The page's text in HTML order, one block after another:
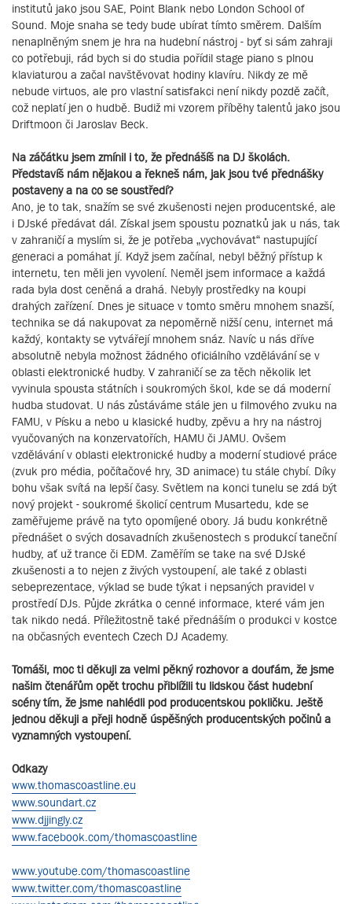
institutů jako jsou SAE, Point Blank nebo London School of
Sound. Moje snaha se tedy bude ubírat tímto směrem. Dalším
nenaplněným snem je hra na hudební nástroj - byť si sám zahraji
co potřebuji, rád bych si do studia pořídil stage piano s plnou
klaviaturou a začal navštěvovat hodiny klavíru. Nikdy ze mě
nebude virtuos, ale pro vlastní satisfakci není nikdy pozdě začít,
což neplatí jen o hudbě. Budiž mi vzorem příběhy talentů jako jsou
Driftmoon či Jaroslav Beck.
Na záčátku jsem zmínil i to, že přednášíš na DJ školách.
Představíš nám nějakou a řekneš nám, jak jsou tvé přednášky
postaveny a na co se soustředí?
Ano, je to tak, snažím se své zkušenosti nejen producentské, ale
i DJské předávat dál. Získal jsem spoustu poznatků jak u nás, tak
v zahraničí a myslím si, že je potřeba „vychovávat“ nastupující
generaci a pomáhat jí. Když jsem začínal, nebyl běžný přístup k
internetu, ten měli jen vyvolení. Neměl jsem informace a každá
rada byla dost ceněná a drahá. Nebyly prostředky na koupi
drahých zařízení. Dnes je situace v tomto směru mnohem snazší,
technika se dá nakupovat za nepoměrně nižší cenu, internet má
každý, kontakty se vytvářejí mnohem snáz. Navíc u nás dříve
absolutně nebyla možnost žádného oficiálního vzdělávání se v
oblasti elektronické hudby. V zahraničí se za těch několik let
vyvinula spousta státních i soukromých škol, kde se dá moderní
hudba studovat. U nás zůstáváme stále jen u filmového zvuku na
FAMU, v Písku a nebo u klasické hudby, zpěvu a hry na nástroj
vyučovaných na konzervatořích, HAMU či JAMU. Ovšem
vzdělávání v oblasti elektronické hudby a moderní studiové práce
(zvuk pro média, počítačové hry, 3D animace) tu stále chybí. Díky
bohu však svítá na lepší časy. Světlem na konci tunelu se zdá být
nový projekt - soukromé školicí centrum Musartedu, kde se
zaměřujeme právě na tyto opomíjené obory. Já budu konkrétně
přednášet o svých dosavadních zkušenostech s produkcí taneční
hudby, ať už trance či EDM. Zaměřím se take na své DJské
zkušenosti a to nejen z živých vystoupení, ale také z oblasti
sebeprezentace, výklad se bude týkat i nepsaných pravidel v
prostředí DJs. Půjde zkrátka o cenné informace, které vám jen
tak nikdo nedá. Příležitostně také přednáším o produkci v kostce
na občasných eventech Czech DJ Academy.
Tomáši, moc ti děkuji za velmi pěkný rozhovor a doufám, že jsme
našim čtenářům opět trochu přiblížili tu lidskou část hudební
scény tím, že jsme nahlédli pod producentskou pokličku. Ještě
jednou děkuji a přeji hodně úspěšných producentských počinů a
vyznamných vystoupení.
Odkazy
www.thomascoastline.eu
www.soundart.cz
www.djjingly.cz
www.facebook.com/thomascoastline
www.youtube.com/thomascoastline
www.twitter.com/thomascoastline